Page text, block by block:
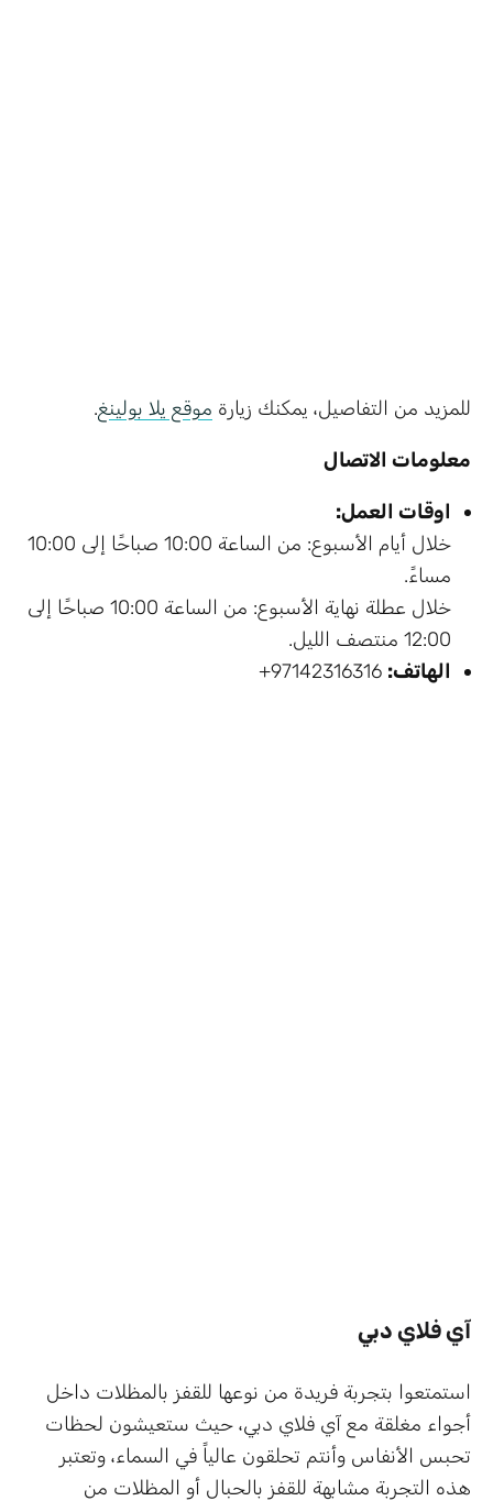
للمزيد من التفاصيل، يمكنك زيارة موقع يلا بولينغ.
معلومات الاتصال
اوقات العمل:
خلال أيام الأسبوع: من الساعة 10:00 صباحًا إلى 10:00
مساءً.
خلال عطلة نهاية الأسبوع: من الساعة 10:00 صباحًا إلى
12:00 منتصف الليل.
الهاتف:
آي فلاي دبي
استمتعوا بتجربة فريدة من نوعها للقفز بالمظلات داخل
أجواء مغلقة مع آي فلاي دبي، حيث ستعيشون لحظات
تحبس الأنفاس وأنتم تحلقون عالياً في السماء، وتعتبر
هذه التجربة مشابهة للقفز بالحبال أو المظلات من